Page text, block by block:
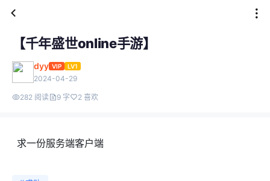
【千年盛世online手游】
dyy VIP LV1
2024-04-29
282 阅读 9 字 2 喜欢
求一份服务端客户端